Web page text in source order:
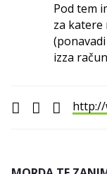
Pod tem
za katere
izza
http://